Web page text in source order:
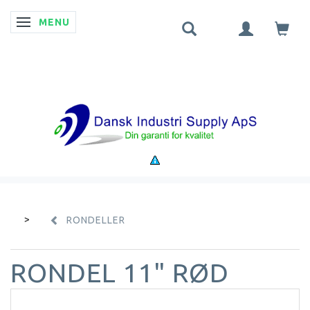
SKIFTE NAVIGATION
MENU
RONDELLER
RONDEL 11" RØD